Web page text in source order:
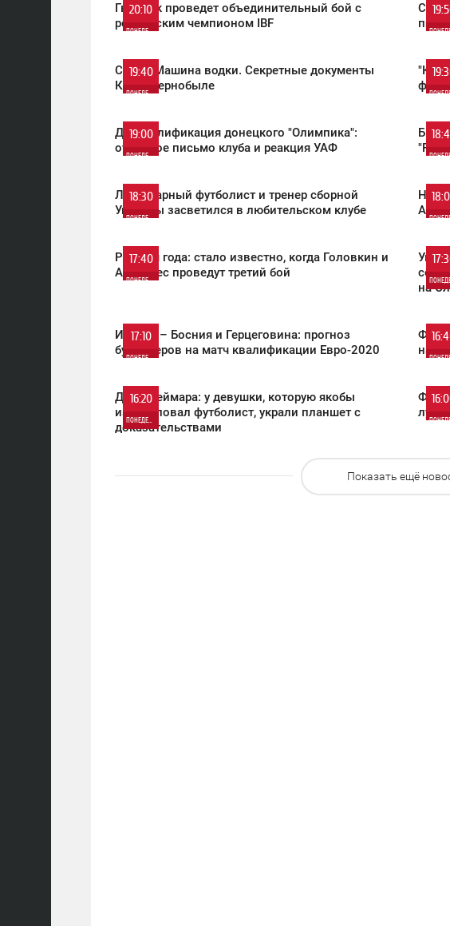
20:10
ПОНЕДЕЛЬНИК
Гвоздик проведет объединительный бой с
российским чемпионом IBF
19:40
ПОНЕДЕЛЬНИК
СюжетМашина водки. Секретные документы
КГБ о Чернобыле
19:00
ПОНЕДЕЛЬНИК
Дисквалификация донецкого "Олимпика":
открытое письмо клуба и реакция УАФ
18:30
ПОНЕДЕЛЬНИК
Легендарный футболист и тренер сборной
Украины засветился в любительском клубе
743
Ни
17:40
ПОНЕДЕЛЬНИК
422
Реванш года: стало известно, когда Головкин и
Альварес проведут третий бой
427
на
17:10
ПОНЕДЕЛЬНИК
553
Италия – Босния и Герцеговина: прогноз
букмекеров на матч квалификации Евро-2020
16:20
ПОНЕДЕЛЬНИК
Дело Неймара: у девушки, которую якобы
изнасиловал футболист, украли планшет с
доказательствами
751
Показать ещё